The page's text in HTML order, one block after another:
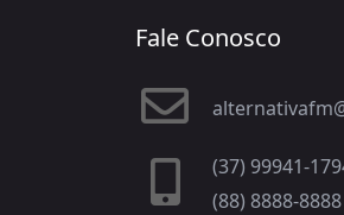
Fale Conosco
(37) 99941-
(88) 8888-8888